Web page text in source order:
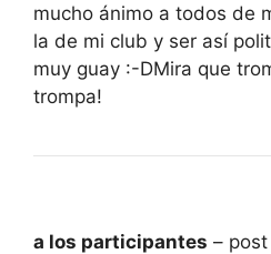
mucho ánimo a todos de
la de mi club y ser así
muy guay :-DMira que
trompa!
a los participantes –